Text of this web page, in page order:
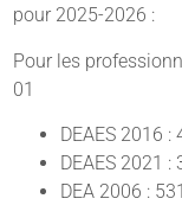
pour 2025-2026 :
Pour les
01
DEAES 2016 :
DEAES 2021 :
DEA 2006 :